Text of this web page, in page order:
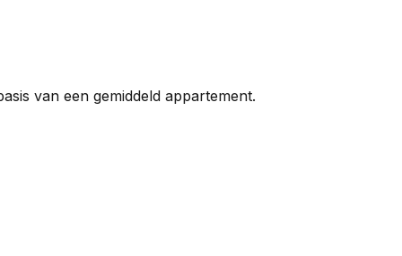
van een gemiddeld appartement.